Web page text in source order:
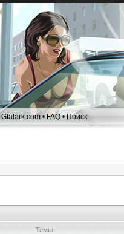
Gtalark.com •FAQ•Поиск
Темы